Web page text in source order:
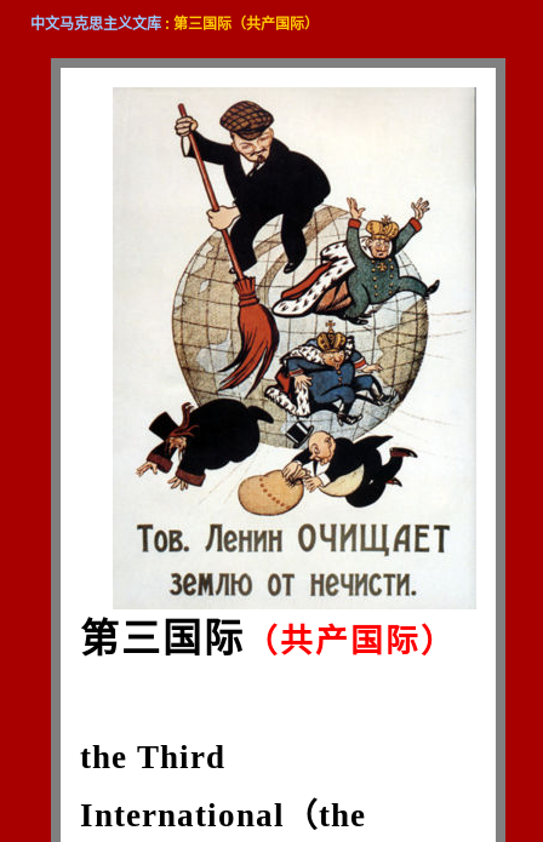
中文马克思主义文库 : 第三国际（共产国际）
第三国际 （共产国际）
the Third
International（the